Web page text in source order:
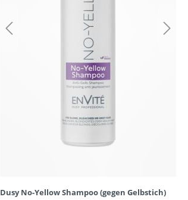
Dusy No-Yellow Shampoo (gegen Gelbstich)